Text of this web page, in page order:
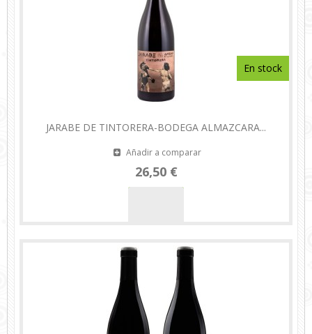
JARABE DE TINTORERA-BODEGA ALMAZCARA...
Añadir a comparar
26,50 €
En stock